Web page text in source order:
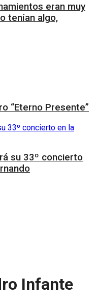
eran muy
tenían algo,
“Eterno Presente”
su 33º concierto
Infante